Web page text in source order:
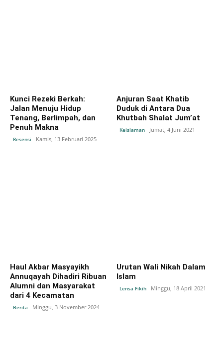
Kunci Rezeki Berkah:
Jalan Menuju Hidup
Tenang, Berlimpah, dan
Penuh Makna
Resensi Kamis, 13 Februari 2025
Anjuran Saat Khatib
Duduk di Antara Dua
Khutbah Shalat Jum’at
Keislaman Jumat, 4 Juni 2021
Haul Akbar Masyayikh
Annuqayah Dihadiri Ribuan
Alumni dan Masyarakat
dari 4 Kecamatan
Berita Minggu, 3 November 2024
Urutan Wali Nikah Dalam
Islam
Lensa Fikih Minggu, 18 April 2021